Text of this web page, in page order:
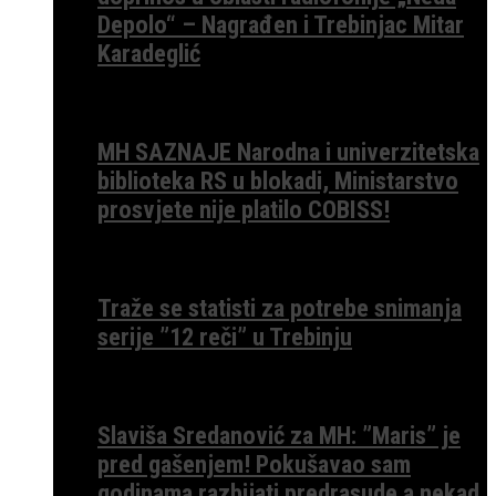
Depolo“ – Nagrađen i Trebinjac Mitar
Karadeglić
MH SAZNAJE Narodna i univerzitetska
biblioteka RS u blokadi, Ministarstvo
prosvjete nije platilo COBISS!
Traže se statisti za potrebe snimanja
serije ”12 reči” u Trebinju
Slaviša Sredanović za MH: ”Maris” je
pred gašenjem! Pokušavao sam